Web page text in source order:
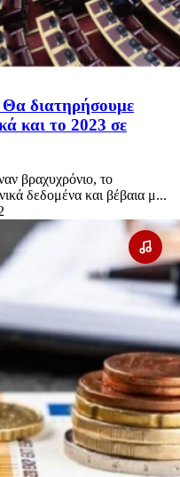
διατηρήσουμε
και το 2023 σε
βραχυχρόνιο, το
δεδομένα και βέβαια μ...